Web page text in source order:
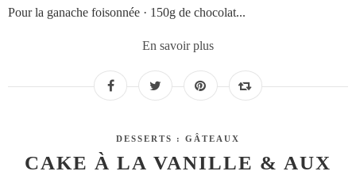
Pour la ganache foisonnée · 150g de chocolat...
En savoir plus
DESSERTS : GÂTEAUX
CAKE À LA VANILLE & AUX